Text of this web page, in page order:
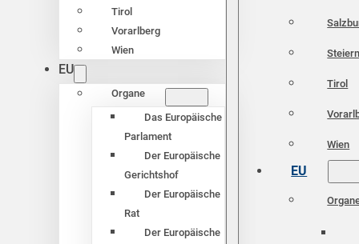
Tirol
Vorarlberg
Wien
EU
Organe
Das Europäische
Parlament
Der Europäische
Gerichtshof
Der Europäische
Rat
Der Europäische
Tirol
Wien
EU